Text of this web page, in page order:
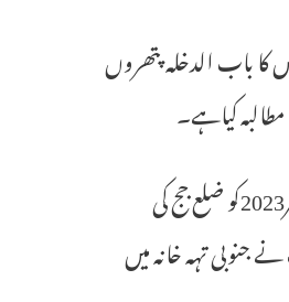
سروے نہیں ہوسکاکیونکہ اس کا باب الدخلہ پتھروں
کیاہے۔
اے ایس ائی نے گیان واپی مسجد عمارت کا 84دنوں تک سروے کیاہے۔ مذکورہ ایجنسی نے 18ڈسمبر2023کو ضلع جج کی
31جنوری کو ضلع عدالت نے جنوبی تہہ خانہ میں